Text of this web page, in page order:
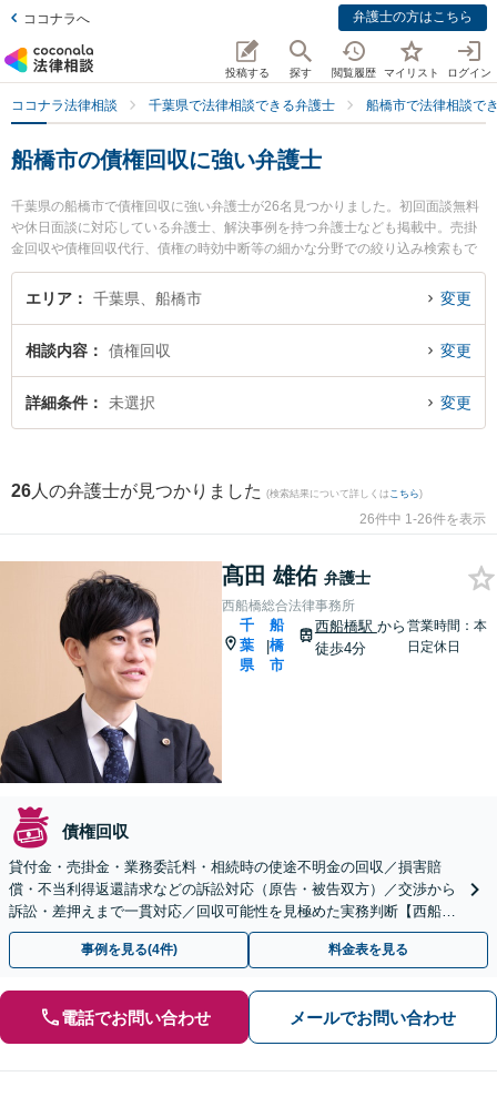
ココナラへ 弁護士の方はこちら
投稿する 探す 閲覧履歴 マイリスト ログイン
ココナラ法律相談 千葉県で法律相談できる弁護士 船橋市で法律相談で
船橋市の債権回収に強い弁護士
千葉県の船橋市で債権回収に強い弁護士が26名見つかりました。初回面談無料
や休日面談に対応している弁護士、解決事例を持つ弁護士なども掲載中。売掛
金回収や債権回収代行、債権の時効中断等の細かな分野での絞り込み検索もで
き便利です。特に西船橋総合法律事務所の髙田 雄佑弁護士や弁護士法人エース
津田沼事務所の今酒 雄一弁護士、西船橋ゴール法律事務所の赤井 耕多弁護士の
権回収のトラブル解決の実績豊富な近くの弁護士を検索したい』『初回相談無
料で債権回収を法律相談できる船橋市内の弁護士に相談予約したい』などでお
困りの相談者さんにおすすめです。
エリア 千葉県、船橋市 変更
相談内容 債権回収 変更
詳細条件 未選択 変更
26 人の弁護士が見つかりました (検索結果について詳しくは こちら)
26件中 1-26件を表示
髙田 雄佑 弁護士
西船橋総合法律事務所
千
葉
県
|
船
橋
市
西船橋駅 から
徒歩4分
営業時間：本
日定休日
債権回収
貸付金・売掛金・業務委託料・相続時の使途不明金の回収／損害賠
償・不当利得返還請求などの訴訟対応（原告・被告双方）／交渉から
訴訟・差押えまで一貫対応／回収可能性を見極めた実務判断【西船橋
駅4分】【夜間・土日相談◎】
事例を見る(4件) 料金表を見る
電話でお問い合わせ メールでお問い合わせ